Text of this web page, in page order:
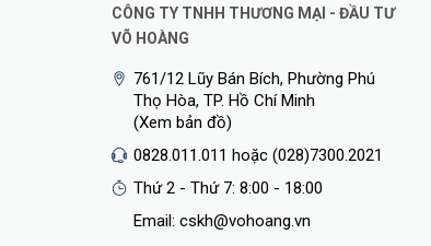
CÔNG TY TNHH THƯƠNG MẠI - ĐẦU TƯ
VÕ HOÀNG
761/12 Lũy Bán Bích, Phường Phú
Thọ Hòa, TP. Hồ Chí Minh
(Xem bản đồ)
0828.011.011 hoặc (028)7300.2021
Thứ 2 - Thứ 7: 8:00 - 18:00
Email: cskh@vohoang.vn